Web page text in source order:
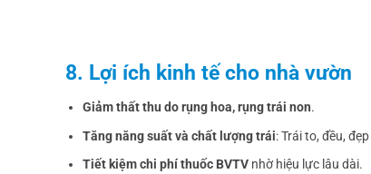
8. Lợi ích kinh tế cho nhà vườn
Giảm thất thu do rụng hoa, rụng trái non.
Tăng năng suất và chất lượng trái: Trái to, đều,
Tiết kiệm chi phí thuốc BVTVnhờ hiệu lực lâu dài.